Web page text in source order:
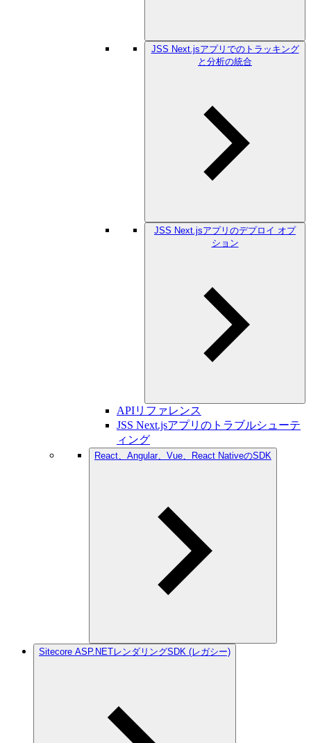
JSS Next.jsアプリでのトラッキング
と分析の統合
JSS Next.jsアプリのデプロイ オプ
ション
APIリファレンス
JSS Next.jsアプリのトラブルシューテ
ィング
React、Angular、Vue、React NativeのSDK
Sitecore ASP.NETレンダリングSDK (レガシー)